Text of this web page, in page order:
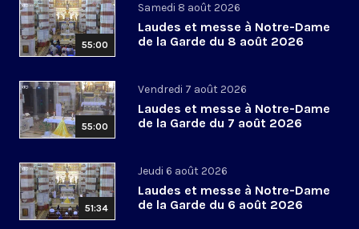
55:00
Samedi 8 août 2026
Laudes et messe à Notre-Dame
de la Garde du 8 août 2026
55:00
Vendredi 7 août 2026
Laudes et messe à Notre-Dame
de la Garde du 7 août 2026
51:34
Jeudi 6 août 2026
Laudes et messe à Notre-Dame
de la Garde du 6 août 2026